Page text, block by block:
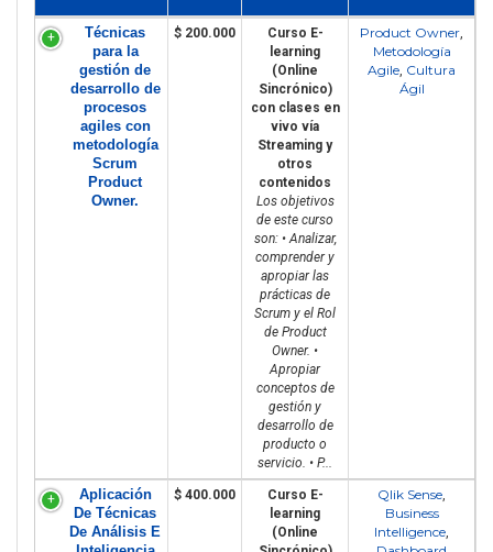
Técnicas
para la
gestión de
desarrollo de
procesos
agiles con
metodología
Scrum
Product
Owner.
$ 200.000
Curso E-
learning
(Online
Sincrónico)
con clases en
vivo vía
Streaming y
otros
contenidos
Los objetivos
de este curso
son: • Analizar,
comprender y
apropiar las
prácticas de
Scrum y el Rol
de Product
Owner. •
Apropiar
conceptos de
gestión y
desarrollo de
producto o
servicio. • P...
Product Owner,
Metodología
Agile, Cultura
Ágil
Aplicación
De Técnicas
De Análisis E
$ 400.000
Curso E-
learning
(Online
Qlik Sense,
Business
Intelligence,